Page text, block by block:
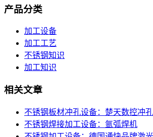
产品分类
加工设备
加工工艺
不锈钢知识
加工知识
相关文章
不锈钢板材冲孔设备：楚天数控冲
不锈钢焊接加工设备：氩弧焊机